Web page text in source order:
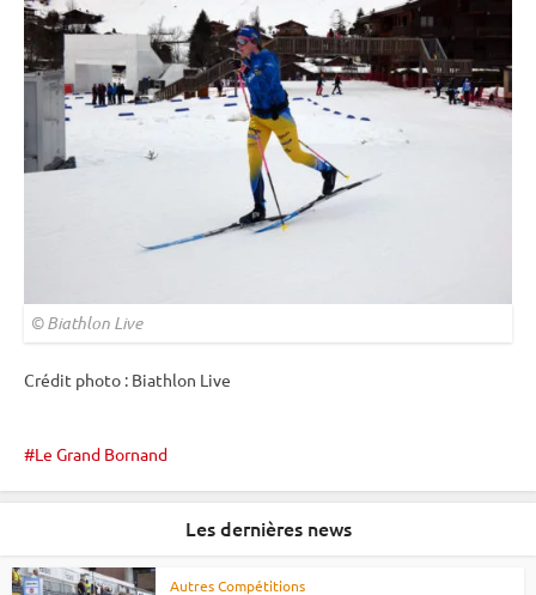
© Biathlon Live
Crédit photo : Biathlon Live
Le Grand Bornand
Les dernières news
Autres Compétitions